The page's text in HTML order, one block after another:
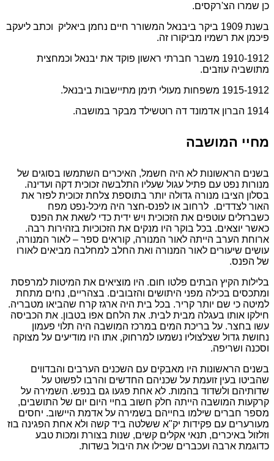
כן שמרו הצ'רקסים.
בשנת 1909 ביקר ביבנאל המשורר חיים נחמן ביאליק וכתב ליעקב
פיכמן את רשמיו מביקורו זה.
1910-1912 משבר חברתי ראשון פוקד את יבנאל וכמחצית
מתושביה עוזבים.
1915-1912 משפחות מעולי תימן מתיישבות ביבנאל.
1914 הברון אדמונד דה רוטשילד מבקר במושבה.
מחיי המושבה
בשנים הראשונות לא היה חשמל, האיכרים השתמשו בסוגים של
מנורות נפט עם פתיל עגול שעליו התלבשה זכוכית דקה ועדינה.
בסלון הציבו מנורה גדולה יותר בתוספת צלחת זכוכית לפזר את
האור לצדדים. לרחוב או לפנס-חצר היה מיכל-נפט מפח
כשברזלים עוטפים את הזכוכית ויש ידית כדי לשאת את הפנס
כאשר יוצאים. בכל בוקר היו מנקים את הזכוכיות בזהירות רבה.
ארוחת הערב הייתה לאור המנורה, קוראים ספר – לאור המנורה,
עושים שיעורים לאור המנורה ואת החלב למחלבה מביאים לאורו
של הפנס.
בלילות הקיץ הבתים פלטו חום. היו מוציאים את המיטות למרפסת
ומתכסים בכילה מפני היתושים והזבובים. בצהריים, נחים מתחת
למיטה כי שם יותר קריר. בכל בית היה ארגז קרח שהביאו מטבריה.
חילקו אותו בעגלה מבית לבית. את הלחם אפו בטבון. את הכביסה
עשו בחצר. על בריכת המים במרכז המושבה היה תלוי פעמון
נחושת גדול שצלצוליו נשמעו למרחוק, אתו היו מודיעים על מצוקה
וסכנה ושריפה.
בשנים הראשונות היו מאבקים עם השכנים הערבים והבדווים
שהביטו בעין זועמת על שכניהם החדשים והרבו לפשוט על
שדותיהם ולשדוד בהמות. לא אחת פגעו גם בנפש. השמירה על
קרקעות המושבה הייתה חלק חשוב בחיי היום יום של התושבים,
מספר חברים שילמו בחייהם בשמירה על אדמת היישוב. יחסים
מעורערים עם פקידות יק"א ששלטה ביד קשה ולא אחת הפגינה בוז
וזלזול באיכרים, תנאי אקלים קשים, שנות בצורת ומכות טבע
כדוגמת ארבה ועכברים שכילו את היבול בשדות.